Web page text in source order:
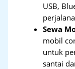
USB,
Sewa
mobil
untuk
santai